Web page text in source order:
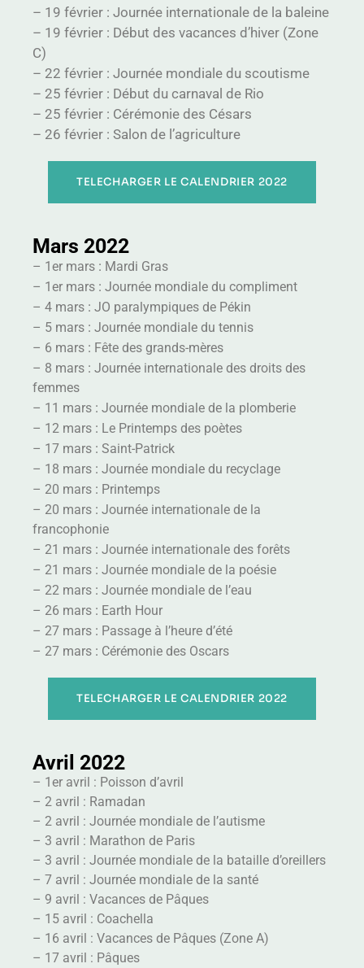
– 19 février : Journée internationale de la baleine
– 19 février : Début des vacances d’hiver (Zone
C)
– 22 février : Journée mondiale du scoutisme
– 25 février : Début du carnaval de Rio
– 25 février : Cérémonie des Césars
– 26 février : Salon de l’agriculture
TELECHARGER LE CALENDRIER 2022
Mars 2022
– 1er mars : Mardi Gras
– 1er mars : Journée mondiale du compliment
– 4 mars : JO paralympiques de Pékin
– 5 mars : Journée mondiale du tennis
– 6 mars : Fête des grands-mères
– 8 mars : Journée internationale des droits des
femmes
– 11 mars : Journée mondiale de la plomberie
– 12 mars : Le Printemps des poètes
– 17 mars : Saint-Patrick
– 18 mars : Journée mondiale du recyclage
– 20 mars : Printemps
– 20 mars : Journée internationale de la
francophonie
– 21 mars : Journée internationale des forêts
– 21 mars : Journée mondiale de la poésie
– 22 mars : Journée mondiale de l’eau
– 26 mars : Earth Hour
– 27 mars : Passage à l’heure d’été
– 27 mars : Cérémonie des Oscars
TELECHARGER LE CALENDRIER 2022
Avril 2022
– 1er avril : Poisson d’avril
– 2 avril : Ramadan
– 2 avril : Journée mondiale de l’autisme
– 3 avril : Marathon de Paris
– 3 avril : Journée mondiale de la bataille d’oreillers
– 7 avril : Journée mondiale de la santé
– 9 avril : Vacances de Pâques
– 15 avril : Coachella
– 16 avril : Vacances de Pâques (Zone A)
– 17 avril : Pâques